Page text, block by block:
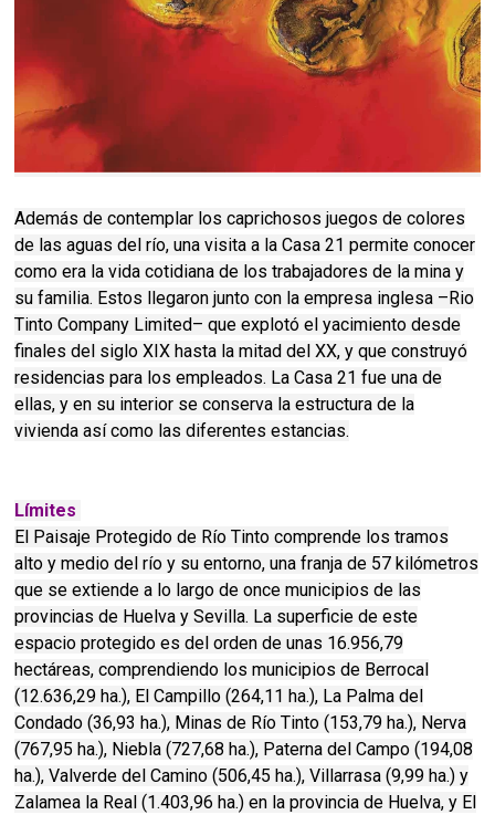
Además de contemplar los caprichosos juegos de colores
de las aguas del río, una visita a la Casa 21 permite conocer
como era la vida cotidiana de los trabajadores de la mina y
su familia. Estos llegaron junto con la empresa inglesa –Rio
Tinto Company Limited– que explotó el yacimiento desde
finales del siglo XIX hasta la mitad del XX, y que construyó
residencias para los empleados. La Casa 21 fue una de
ellas, y en su interior se conserva la estructura de la
vivienda así como las diferentes estancias.
Límites
El Paisaje Protegido de Río Tinto comprende los tramos
alto y medio del río y su entorno, una franja de 57 kilómetros
que se extiende a lo largo de once municipios de las
provincias de Huelva y Sevilla. La superficie de este
espacio protegido es del orden de unas 16.956,79
hectáreas, comprendiendo los municipios de Berrocal
(12.636,29 ha.), El Campillo (264,11 ha.), La Palma del
Condado (36,93 ha.), Minas de Río Tinto (153,79 ha.), Nerva
(767,95 ha.), Niebla (727,68 ha.), Paterna del Campo (194,08
ha.), Valverde del Camino (506,45 ha.), Villarrasa (9,99 ha.) y
Zalamea la Real (1.403,96 ha.) en la provincia de Huelva, y El